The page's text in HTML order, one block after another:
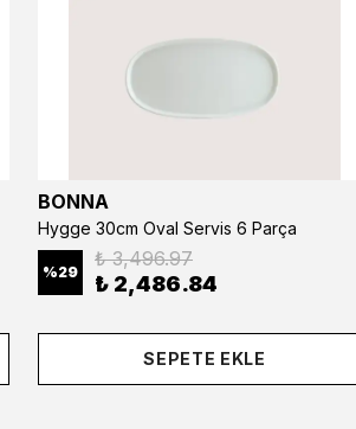
BONNA
Hygge 30cm Oval Servis 6 Parça
%29
₺ 3,496.97
₺ 2,486.84
SEPETE EKLE